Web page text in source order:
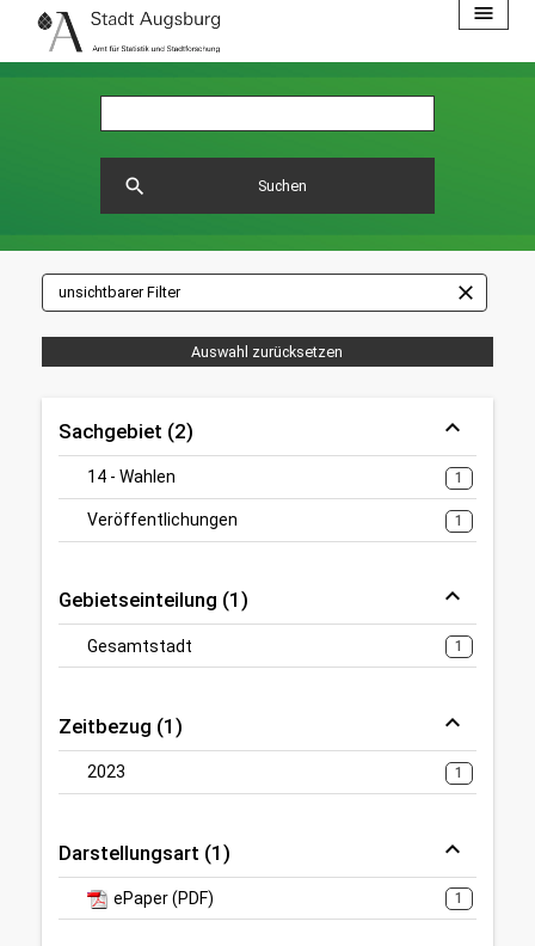
menu
Suchen
search
unsichtbarer Filter close
Auswahl zurücksetzen
Sachgebiet (2)
14 - Wahlen 1
Veröffentlichungen 1
Gebietseinteilung (1)
Gesamtstadt 1
Zeitbezug (1)
2023 1
Darstellungsart (1)
ePaper (PDF) 1